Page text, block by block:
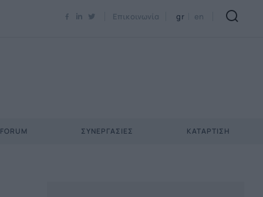
Επικοινωνία gr en
ΣΥΝΕΡΓΑΣΊΕΣ ΚΑΤΆΡΤΙΣΗ
Newsletter Email*